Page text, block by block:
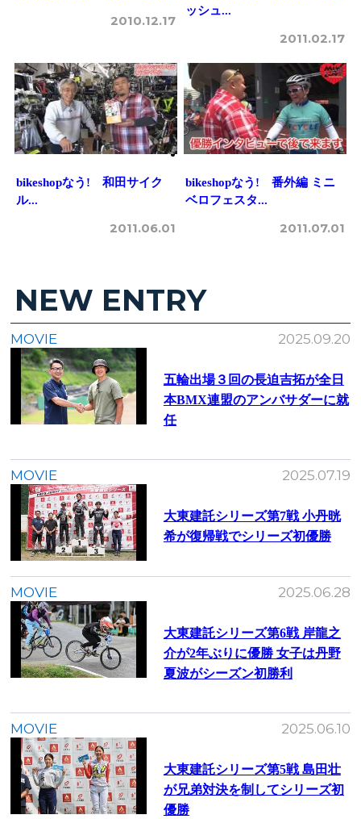
2010.12.17
ッシュ...
2011.02.17
bikeshopなう! 和田サイク
ル...
2011.06.01
bikeshopなう! 番外編 ミニ
ベロフェスタ...
2011.07.01
NEW ENTRY
MOVIE 2025.09.20
五輪出場３回の長迫吉拓が全日
本BMX連盟のアンバサダーに就
任
MOVIE 2025.07.19
大東建託シリーズ第7戦 ⼩丹晄
希が復帰戦でシリーズ初優勝
MOVIE 2025.06.28
大東建託シリーズ第6戦 岸龍之
介が2年ぶりに優勝 女子は丹野
夏波がシーズン初勝利
MOVIE 2025.06.10
大東建託シリーズ第5戦 島田壮
が兄弟対決を制してシリーズ初
優勝